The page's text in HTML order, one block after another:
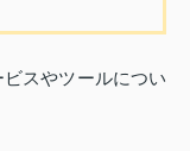
スやツールについ